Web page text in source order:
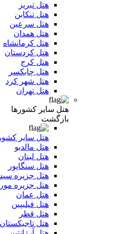
هتل تبریز
هتل تنکابن
هتل سرعین
هتل همدان
هتل کرمانشاه
هتل کردستان
هتل کرج
هتل چابکسر
هتل شهر کرد
هتل تهران
هتل سایر کشورها
بازگشت
هتل سایر کشورها
هتل مالدیو
هتل لبنان
هتل سنگاپور
هتل جزیره سیشل
هتل جزیره موریس
هتل عمان
هتل فیلیپین
هتل قطر
هتل تاجیکستان